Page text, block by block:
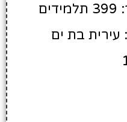
בת ים